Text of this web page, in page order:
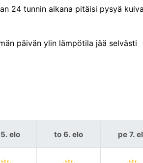
24 tunnin aikana pitäisi pysyä
päivän ylin lämpötila jää selvästi
elo to 6. elo pe 7.